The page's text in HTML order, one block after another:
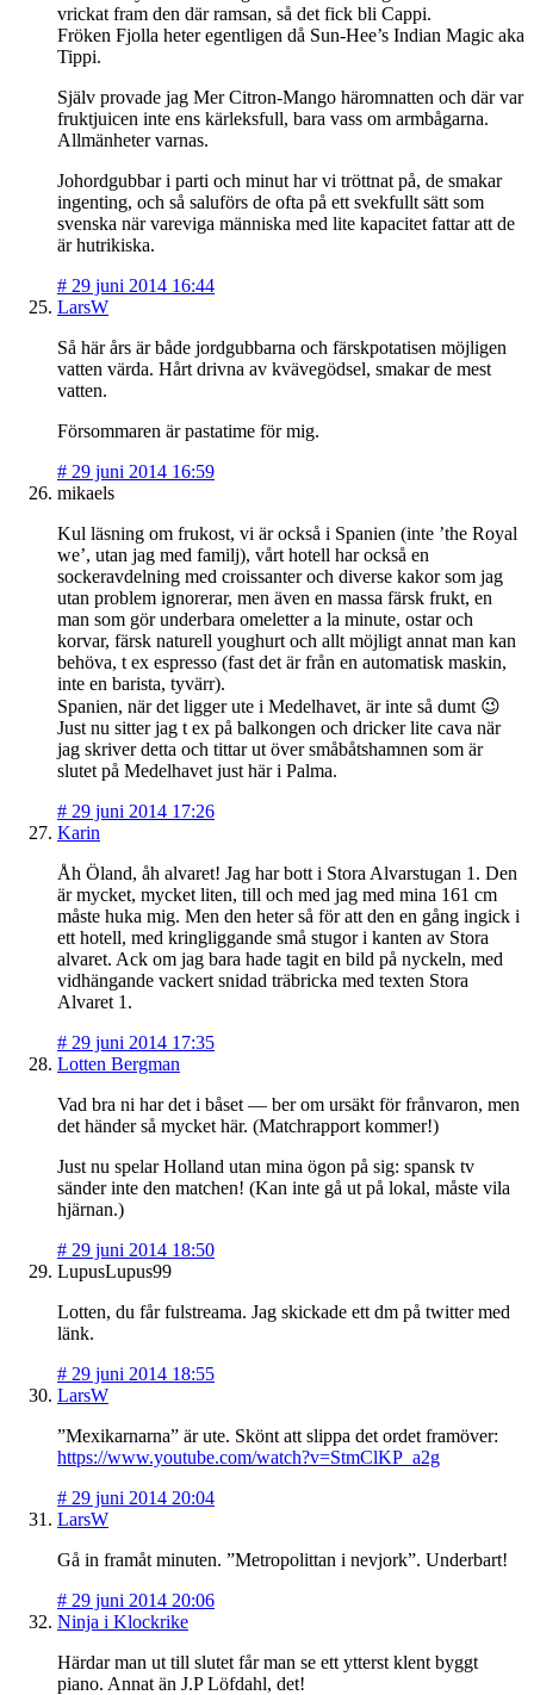
vrickat fram den där ramsan, så det fick bli Cappi.
Fröken Fjolla heter egentligen då Sun-Hee’s Indian Magic aka
Tippi.
Själv provade jag Mer Citron-Mango häromnatten och där var
fruktjuicen inte ens kärleksfull, bara vass om armbågarna.
Allmänheter varnas.
Johordgubbar i parti och minut har vi tröttnat på, de smakar
ingenting, och så saluförs de ofta på ett svekfullt sätt som
svenska när vareviga människa med lite kapacitet fattar att de
är hutrikiska.
# 29 juni 2014 16:44
LarsW
Så här års är både jordgubbarna och färskpotatisen möjligen
vatten värda. Hårt drivna av kvävegödsel, smakar de mest
vatten.
Försommaren är pastatime för mig.
# 29 juni 2014 16:59
mikaels
Kul läsning om frukost, vi är också i Spanien (inte ’the Royal
we’, utan jag med familj), vårt hotell har också en
sockeravdelning med croissanter och diverse kakor som jag
utan problem ignorerar, men även en massa färsk frukt, en
man som gör underbara omeletter a la minute, ostar och
korvar, färsk naturell youghurt och allt möjligt annat man kan
behöva, t ex espresso (fast det är från en automatisk maskin,
inte en barista, tyvärr).
Spanien, när det ligger ute i Medelhavet, är inte så dumt 😉
Just nu sitter jag t ex på balkongen och dricker lite cava när
jag skriver detta och tittar ut över småbåtshamnen som är
slutet på Medelhavet just här i Palma.
# 29 juni 2014 17:26
Karin
Åh Öland, åh alvaret! Jag har bott i Stora Alvarstugan 1. Den
är mycket, mycket liten, till och med jag med mina 161 cm
måste huka mig. Men den heter så för att den en gång ingick i
ett hotell, med kringliggande små stugor i kanten av Stora
alvaret. Ack om jag bara hade tagit en bild på nyckeln, med
vidhängande vackert snidad träbricka med texten Stora
Alvaret 1.
# 29 juni 2014 17:35
Lotten Bergman
Vad bra ni har det i båset — ber om ursäkt för frånvaron, men
det händer så mycket här. (Matchrapport kommer!)
Just nu spelar Holland utan mina ögon på sig: spansk tv
sänder inte den matchen! (Kan inte gå ut på lokal, måste vila
hjärnan.)
# 29 juni 2014 18:50
LupusLupus99
Lotten, du får fulstreama. Jag skickade ett dm på twitter med
länk.
# 29 juni 2014 18:55
LarsW
”Mexikarnarna” är ute. Skönt att slippa det ordet framöver:
https://www.youtube.com/watch?v=StmClKP_a2g
# 29 juni 2014 20:04
LarsW
Gå in framåt minuten. ”Metropolittan i nevjork”. Underbart!
# 29 juni 2014 20:06
Ninja i Klockrike
Härdar man ut till slutet får man se ett ytterst klent byggt
piano. Annat än J.P Löfdahl, det!